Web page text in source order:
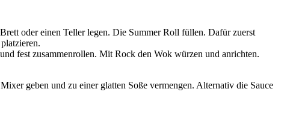
oder einen Teller legen. Die Summer Roll füllen. Dafür zuerst
fest zusammenrollen. Mit Rock den Wok würzen und anrichten.
geben und zu einer glatten Soße vermengen. Alternativ die Sauce